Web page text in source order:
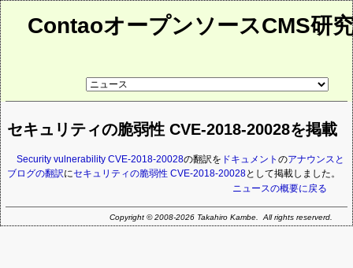
ContaoオープンソースCMS研
リ
ペ
ー
セキュリティの脆弱性 CVE-2018-20028を掲載
Security vulnerability CVE-2018-20028の翻訳を ドキュメントのアナウンスと
ブログの翻訳にセキュリティの脆弱性 CVE-2018-20028として掲載しました。
ニュースの概要に戻る
Copyright © 2008-2026 Takahiro Kambe. All rights reserverd.